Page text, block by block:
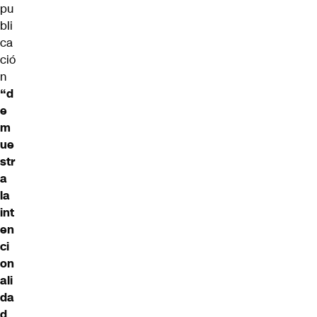
pu
bli
ca
ció
n
“d
e
m
ue
str
a
la
int
en
ci
on
ali
da